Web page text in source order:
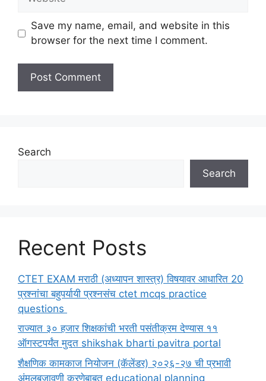
Save my name, email, and website in this
browser for the next time I comment.
Search
Search
Recent Posts
CTET EXAM मराठी (अध्यापन शास्त्र) विषयावर आधारित 20
प्रश्नांचा बहुपर्यायी प्रश्नसंच ctet mcqs practice
questions
राज्यात ३० हजार शिक्षकांची भरती पसंतीक्रम देण्यास ११
ऑगस्टपर्यंत मुदत shikshak bharti pavitra portal
शैक्षणिक कामकाज नियोजन (कॅलेंडर) २०२६-२७ ची प्रभावी
अंमलबजावणी करणेबाबत educational planning